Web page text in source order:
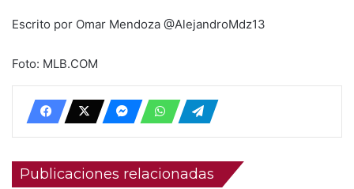
Escrito por Omar Mendoza @AlejandroMdz13
Foto: MLB.COM
Publicaciones relacionadas